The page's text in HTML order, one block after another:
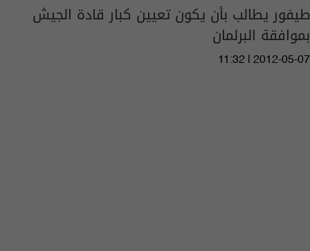
طيفور يطالب بأن يكون تعيين كبار قادة الجيش
بموافقة البرلمان
11:32 | 2012-05-07